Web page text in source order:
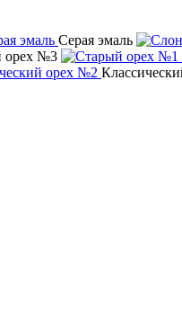
Серая эмаль
орех №3